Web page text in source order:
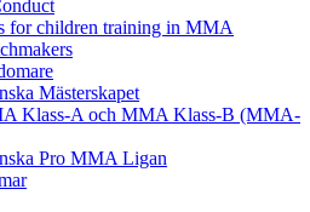
for children training in MMA
Mästerskapet
Klass-A och MMA Klass-B (MMA-
Pro MMA Ligan